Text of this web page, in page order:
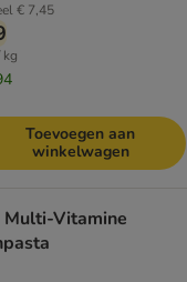
€ 7,45
Toevoegen aan
winkelwagen
Multi-Vitamine